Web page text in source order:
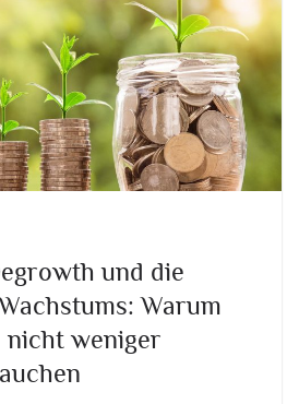
und die
Warum
weniger